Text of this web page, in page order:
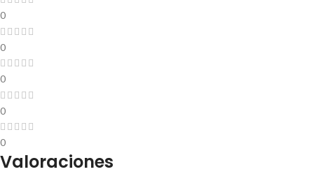
0
0
0
0
0
Valoraciones